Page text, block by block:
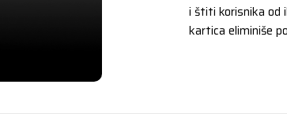
i štiti korisnika od
kartica eliminiše